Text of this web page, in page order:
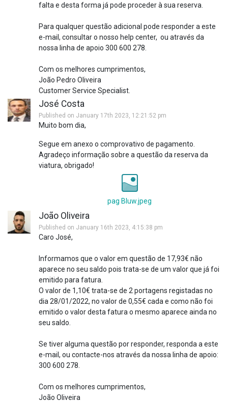
falta e desta forma já pode proceder à sua reserva.
Para qualquer questão adicional pode responder a este
e-mail, consultar o nosso help center, ou através da
nossa linha de apoio 300 600 278.
Com os melhores cumprimentos,
João Pedro Oliveira
Customer Service Specialist.
José Costa
Published on January 17th 2023, 12:21:52 pm
Muito bom dia,
Segue em anexo o comprovativo de pagamento.
Agradeço informação sobre a questão da reserva da
viatura, obrigado!
pag Bluw.jpeg
João Oliveira
Published on January 16th 2023, 4:15:38 pm
Caro José,
Informamos que o valor em questão de 17,93€ não
aparece no seu saldo pois trata-se de um valor que já foi
emitido para fatura.
O valor de 1,10€ trata-se de 2 portagens registadas no
dia 28/01/2022, no valor de 0,55€ cada e como não foi
emitido o valor desta fatura o mesmo aparece ainda no
seu saldo.
Se tiver alguma questão por responder, responda a este
e-mail, ou contacte-nos através da nossa linha de apoio:
300 600 278.
Com os melhores cumprimentos,
João Oliveira